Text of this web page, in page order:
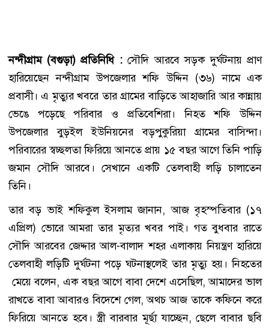
নন্দীগ্রাম (বগুড়া) প্রতিনিধি : সৌদি আরবে সড়ক দুর্ঘটনায় প্রাণ
হারিয়েছেন নন্দীগ্রাম উপজেলার শফি উদ্দিন (৩৬) নামে এক
প্রবাসী। এ মৃত্যুর খবরে তার গ্রামের বাড়িতে আহাজারি আর কান্নায়
ভেঙে পড়েছে পরিবার ও প্রতিবেশিরা। নিহত শফি উদ্দিন
উপজেলার বুড়ইল ইউনিয়নের বড়পুকুরিয়া গ্রামের বাসিন্দা।
পরিবারের স্বচ্ছলতা ফিরিয়ে আনতে প্রায় ১৫ বছর আগে তিনি পাড়ি
জমান সৌদি আরবে। সেখানে একটি তেলবাহী লড়ি চালাতেন
তিনি।
তার বড় ভাই শফিকুল ইসলাম জানান, আজ বৃহস্পতিবার (১৭
এপ্রিল) ভোরে আমরা তার মৃত্যর খবর পাই। গত বুধবার রাতে
সৌদি আরবের জেদ্দার আল-বালাদ শহর এলাকায় নিয়ন্ত্রণ হারিয়ে
তেলবাহী লড়িটি দুর্ঘটনা পড়ে ঘটনাস্থলেই তার মৃত্যু হয়। নিহতের
মেয়ে বলেন, এক বছর আগে বাবা দেশে এসেছিল, আমাদের ভাল
রাখতে বাবা আবারও বিদেশে গেল, অথচ আজ তাকে কফিনে করে
ফিরিয়ে আনতে হবে। স্ত্রী বারবার মূর্ছা যাচ্ছেন, ছেলে বাবার ছবি